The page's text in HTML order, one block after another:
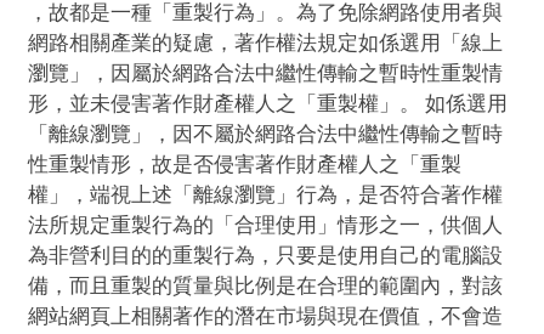
，故都是一種「重製行為」。為了免除網路使用者與
網路相關產業的疑慮，著作權法規定如係選用「線上
瀏覽」，因屬於網路合法中繼性傳輸之暫時性重製情
形，並未侵害著作財產權人之「重製權」。 如係選用
「離線瀏覽」，因不屬於網路合法中繼性傳輸之暫時
性重製情形，故是否侵害著作財產權人之「重製
權」，端視上述「離線瀏覽」行為，是否符合著作權
法所規定重製行為的「合理使用」情形之一，供個人
為非營利目的的重製行為，只要是使用自己的電腦設
備，而且重製的質量與比例是在合理的範圍內，對該
網站網頁上相關著作的潛在市場與現在價值，不會造